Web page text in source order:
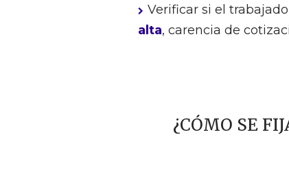
Verificar si el
alta, carencia de
¿CÓMO SE